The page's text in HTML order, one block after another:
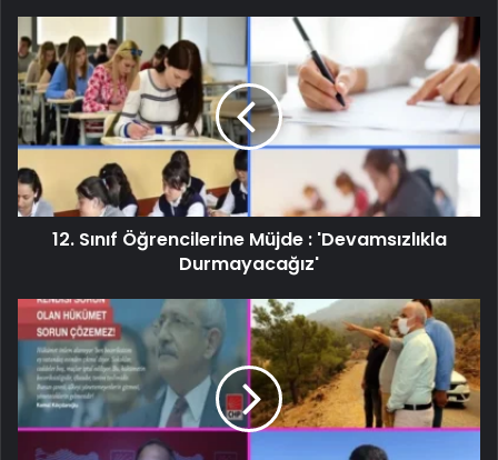
12. Sınıf Öğrencilerine Müjde : 'Devamsızlıkla
Durmayacağız'